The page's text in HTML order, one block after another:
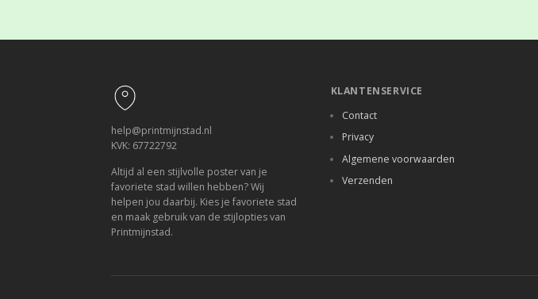
help@printmijnstad.nl
KVK: 67722792
Altijd al een stijlvolle poster van je
favoriete stad willen hebben? Wij
helpen jou daarbij. Kies je favoriete stad
en maak gebruik van de stijlopties van
Printmijnstad.
KLANTENSERVICE
Contact
Privacy
Algemene voorwaarden
Verzenden